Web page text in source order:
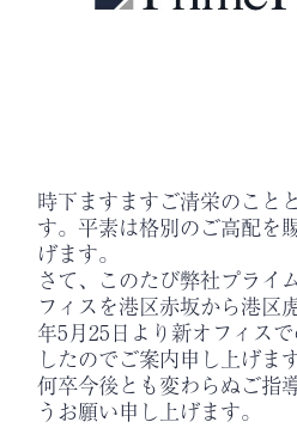
時下ますますご清栄のこと
す。平素は格別のご高配を
げます。
さて、このたび弊社プライ
フィスを港区赤坂から港区
年5月25日より新オフィス
したのでご案内申し上げます
何卒今後とも変わらぬご指
うお願い申し上げます。